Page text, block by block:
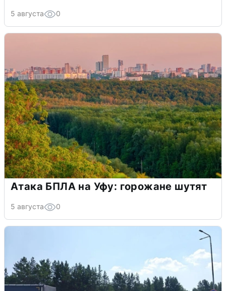
5 августа 0
Атака БПЛА на Уфу: горожане шутят
5 августа 0